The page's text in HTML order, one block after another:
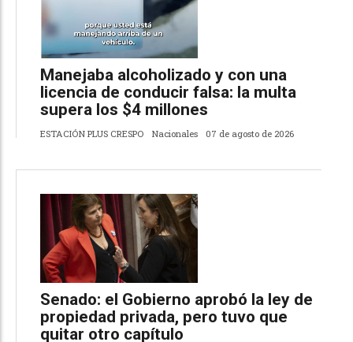
Manejaba alcoholizado y con una
licencia de conducir falsa: la multa
supera los $4 millones
ESTACIÓN PLUS CRESPO Nacionales 07 de agosto de 2026
Senado: el Gobierno aprobó la ley de
propiedad privada, pero tuvo que
quitar otro capítulo